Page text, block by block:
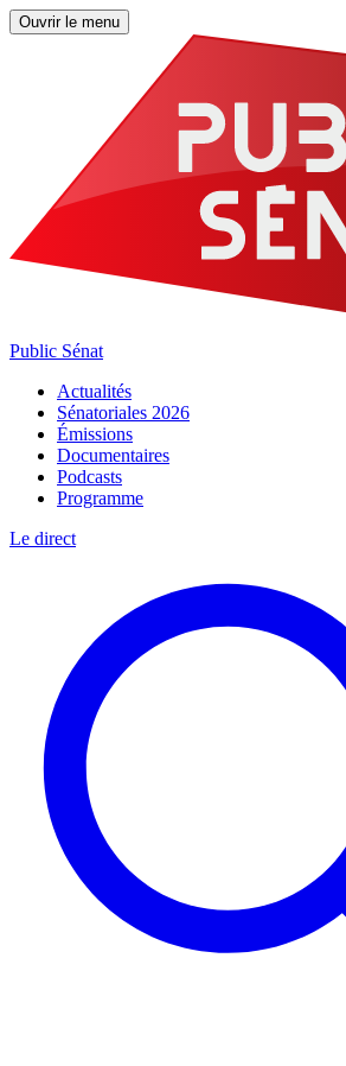
Ouvrir le menu
Public Sénat
Actualités
Sénatoriales 2026
Émissions
Documentaires
Podcasts
Programme
Le direct